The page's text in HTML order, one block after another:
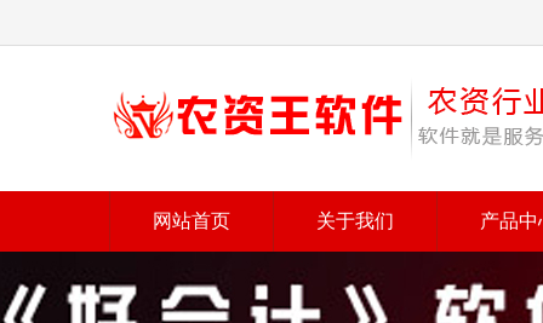
网站首页 关于我们 产品中